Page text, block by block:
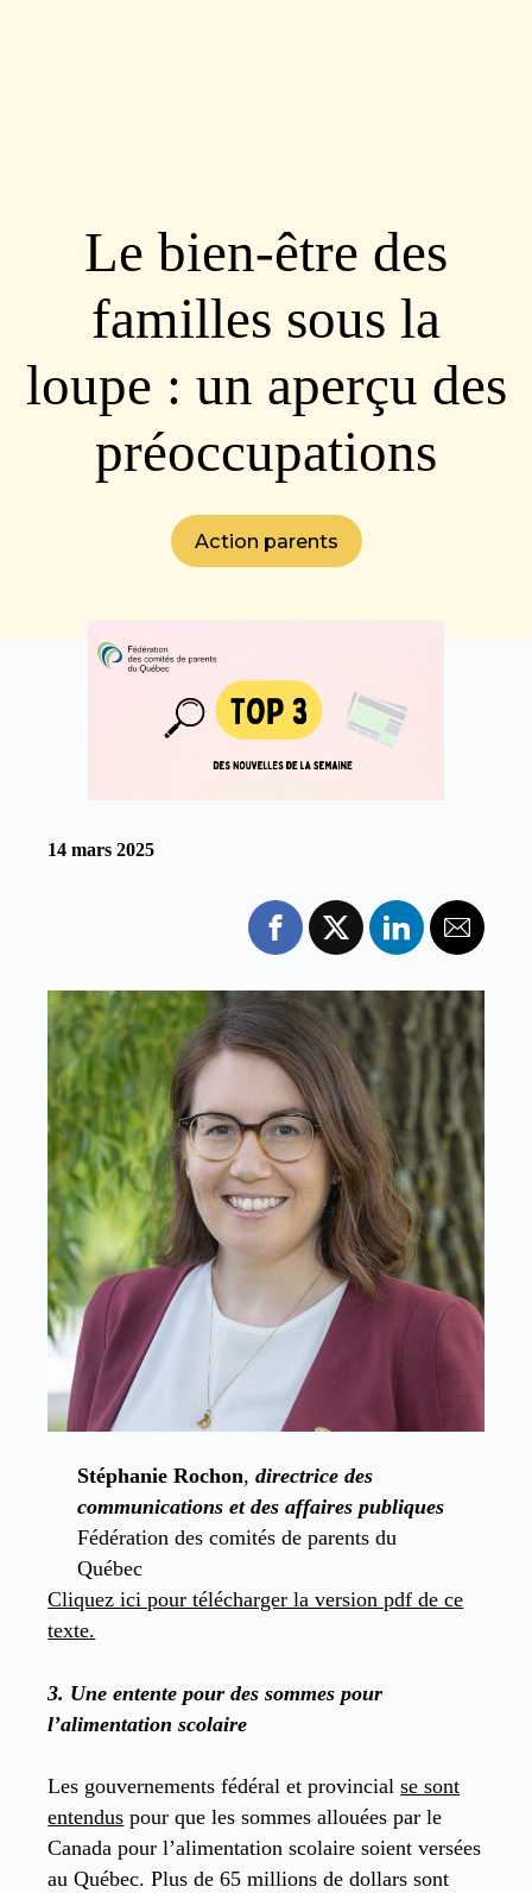
Le bien-être des
familles sous la
loupe : un aperçu des
préoccupations
Action parents
14 mars 2025
Stéphanie Rochon, directrice des
communications et des affaires publiques
Fédération des comités de parents du
Québec
Cliquez ici pour télécharger la version pdf de ce
texte.
3. Une entente pour des sommes pour
l’alimentation scolaire
Les gouvernements fédéral et provincialse sont
entendus pour que les sommes allouées par le
Canada pour l’alimentation scolaire soient versées
au Québec. Plus de 65 millions de dollars sont